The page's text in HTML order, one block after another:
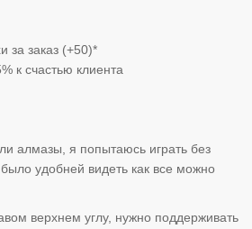
за заказ (+50)*
к счастью клиента
алмазы, я попытаюсь играть без
удобней видеть как все можно
верхнем углу, нужно поддерживать